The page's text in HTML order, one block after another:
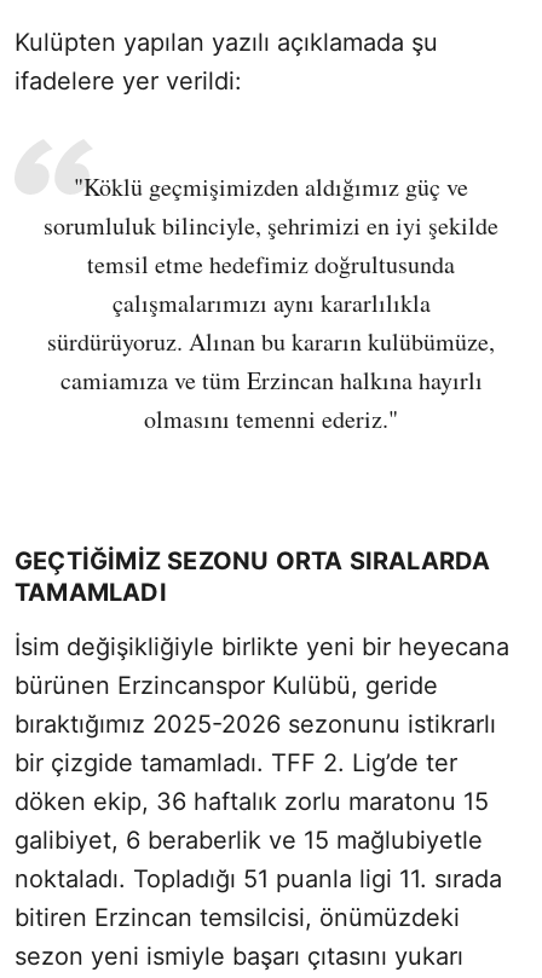
Kulüpten yapılan yazılı açıklamada şu
ifadelere yer verildi:
"Köklü geçmişimizden aldığımız güç ve
sorumluluk bilinciyle, şehrimizi en iyi şekilde
temsil etme hedefimiz doğrultusunda
çalışmalarımızı aynı kararlılıkla
sürdürüyoruz. Alınan bu kararın kulübümüze,
camiamıza ve tüm Erzincan halkına hayırlı
olmasını temenni ederiz."
GEÇTIĞIMIZ SEZONU ORTA SIRALARDA
TAMAMLADI
İsim değişikliğiyle birlikte yeni bir heyecana
bürünen Erzincanspor Kulübü, geride
bıraktığımız 2025-2026 sezonunu istikrarlı
bir çizgide tamamladı. TFF 2. Lig’de ter
döken ekip, 36 haftalık zorlu maratonu 15
galibiyet, 6 beraberlik ve 15 mağlubiyetle
noktaladı. Topladığı 51 puanla ligi 11. sırada
bitiren Erzincan temsilcisi, önümüzdeki
sezon yeni ismiyle başarı çıtasını yukarı